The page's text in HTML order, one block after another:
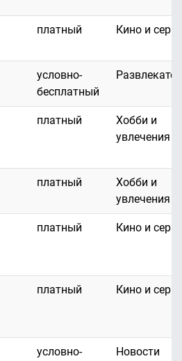
платный Кино и
условно-
бесплатный
платный
Хобби и
увлечения
платный
Хобби и
увлечения
платный Кино и
платный Кино и
условно-
Новости